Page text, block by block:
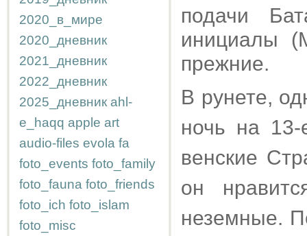
2020_в_мире
2020_дневник
2021_дневник
2022_дневник
2025_дневник ahl-
e_haqq apple art
audio-files evola fa
foto_events foto_family
foto_fauna foto_friends
foto_ich foto_islam
foto_misc
подачи
инициалы
прежние.
В рунете,
ночь на
венские
он
неземные.